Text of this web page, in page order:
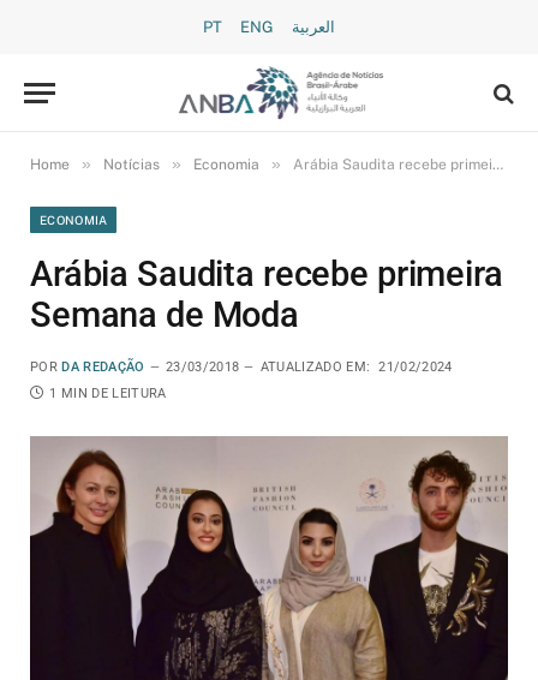
PT ENG العربية
Home » Notícias » Economia » Arábia Saudita recebe primeira Semana de Moda
ECONOMIA
Arábia Saudita recebe primeira
Semana de Moda
POR DA REDAÇÃO 23/03/2018 ATUALIZADO EM:
21/02/2024
1 MIN DE LEITURA